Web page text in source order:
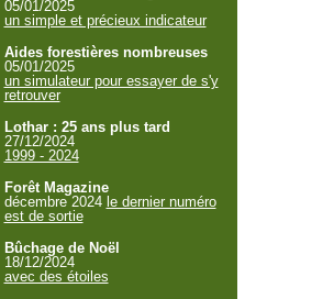
05/01/2025
un simple et précieux indicateur
Aides forestières nombreuses
05/01/2025
un simulateur pour essayer de s'y
retrouver
Lothar : 25 ans plus tard
27/12/2024
1999 - 2024
Forêt Magazine
décembre 2024 le dernier numéro
est de sortie
Bûchage de Noël
18/12/2024
avec des étoiles